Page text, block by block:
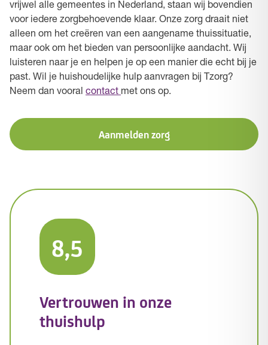
vrijwel alle gemeentes in Nederland, staan wij bovendien
voor iedere zorgbehoevende klaar. Onze zorg draait niet
alleen om het creëren van een aangename thuissituatie,
maar ook om het bieden van persoonlijke aandacht. Wij
luisteren naar je en helpen je op een manier die echt bij je
past. Wil je huishoudelijke hulp aanvragen bij Tzorg?
Neem dan vooral contact met ons op.
Aanmelden zorg
8,5
Vertrouwen in onze
thuishulp